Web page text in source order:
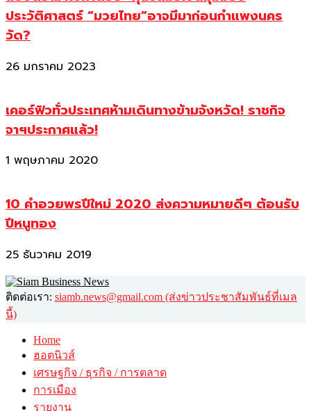
ประวัติศาสตร์ “มวยไทย”อาจมีมาก่อนกำแพงนคร
วัด?
26 มกราคม 2023
เคอร์ฟิวทั่วประเทศห้ามเดินทางข้ามจังหวัด! ราชกิจ
จาฯประกาศแล้ว!
1 พฤษภาคม 2020
10 คำอวยพรปีใหม่ 2020 ส่งความหมายดีๆ ต้อนรับ
ปีหนูทอง
25 ธันวาคม 2019
ติดต่อเรา: siamb.news@gmail.com (ส่งข่าวประชาสัมพันธ์ที่เมล
นี้)
Home
ฮอตนิวส์
เศรษฐกิจ / ธุรกิจ / การตลาด
การเมือง
รายงาน